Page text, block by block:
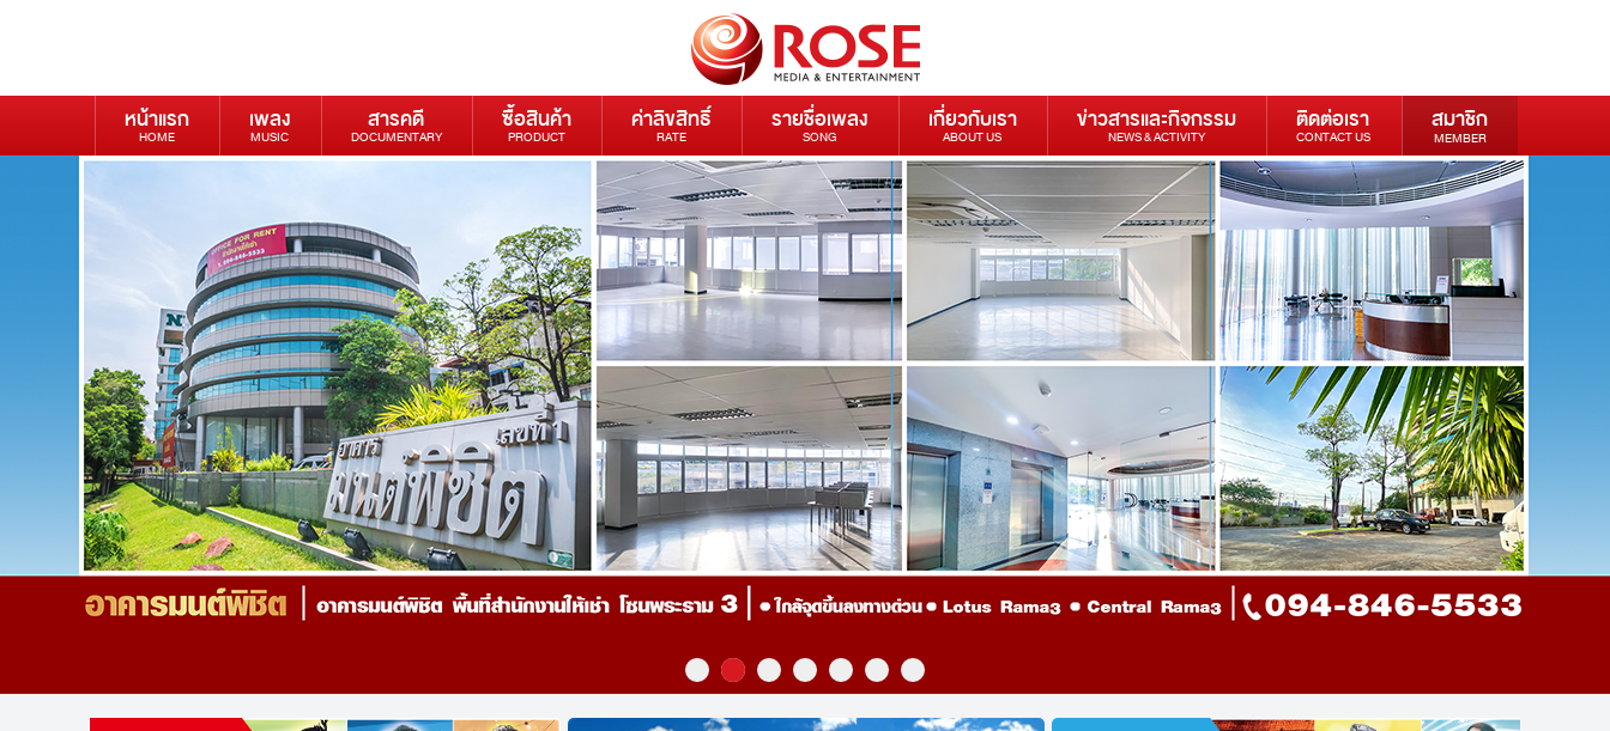
หน้าแรก
HOME
เพลง
MUSIC
สารคดี
DOCUMENTARY
ซื้อสินค้า
PRODUCT
ค่าลิขสิทธิ์
RATE
รายชื่อเพลง
SONG
เกี่ยวกับเรา
ABOUT US
ข่าวสารและกิจกรรม
NEWS & ACTIVITY
ติดต่อเรา
CONTACT US
สมาชิก
MEMBER